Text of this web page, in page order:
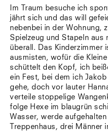
Im Traum besuche ich
jährt sich und das will
nebenbei in der Wohnung,
Spielzeug und Stapeln aus
überall. Das Kinderzimmer
ausmisten, wofür die
schüttelt den Kopf, ich
ein Fest, bei dem ich
gehe, doch vor lauter
verteile stoppelige
folge Hexe im blaugrün
Wasser, werde
Treppenhaus, drei Männer